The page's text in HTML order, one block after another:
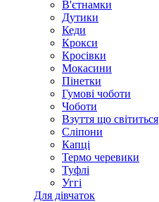
В'єтнамки
Дутики
Кеди
Крокси
Кросівки
Мокасини
Пінетки
Гумові чоботи
Чоботи
Взуття що світиться
Сліпони
Капці
Термо черевики
Туфлі
Уггі
Для дівчаток